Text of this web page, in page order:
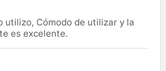
utilizo, Cómodo de utilizar y la
es excelente.